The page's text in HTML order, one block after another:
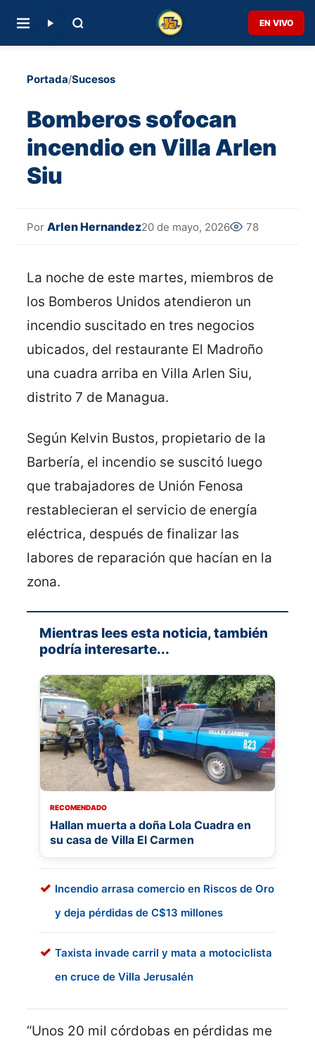
EN VIVO
Portada/Sucesos
Bomberos sofocan
incendio en Villa Arlen
Siu
Por Arlen Hernandez20 de mayo, 2026 78
La noche de este martes, miembros de
los Bomberos Unidos atendieron un
incendio suscitado en tres negocios
ubicados, del restaurante El Madroño
una cuadra arriba en Villa Arlen Siu,
distrito 7 de Managua.
Según Kelvin Bustos, propietario de la
Barbería, el incendio se suscitó luego
que trabajadores de Unión Fenosa
restablecieran el servicio de energía
eléctrica, después de finalizar las
labores de reparación que hacían en la
zona.
Mientras lees esta noticia, también
podría interesarte...
RECOMENDADO
Hallan muerta a doña Lola Cuadra en
su casa de Villa El Carmen
Incendio arrasa comercio en Riscos de Oro
y deja pérdidas de C$13 millones
Taxista invade carril y mata a motociclista
en cruce de Villa Jerusalén
“Unos 20 mil córdobas en pérdidas me